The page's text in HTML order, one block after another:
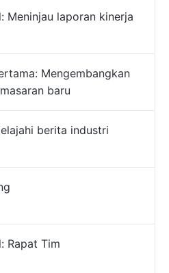
Meninjau laporan kinerja
Mengembangkan
baru
berita industri
Rapat Tim